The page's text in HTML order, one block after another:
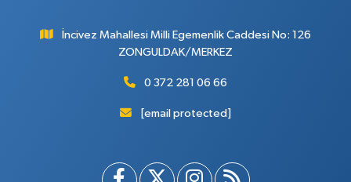
İncivez Mahallesi Milli Egemenlik Caddesi No: 126
ZONGULDAK/MERKEZ
0 372 281 06 66
[email protected]